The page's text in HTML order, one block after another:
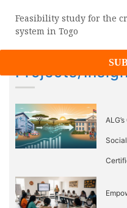
Feasibility study for the
system in Togo
Projects/